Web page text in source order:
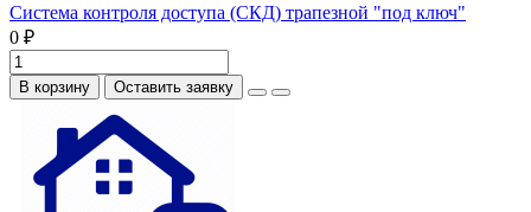
Система контроля доступа (СКД) трапезной "под ключ"
0 ₽
В корзину Оставить заявку